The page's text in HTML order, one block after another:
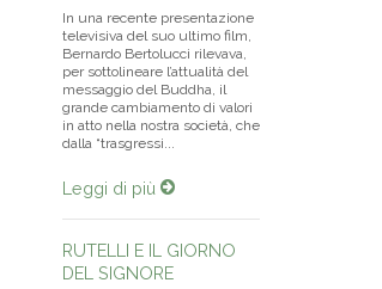
In una recente presentazione
televisiva del suo ultimo film,
Bernardo Bertolucci rilevava,
per sottolineare l’attualità del
messaggio del Buddha, il
grande cambiamento di valori
in atto nella nostra società, che
dalla “trasgressi...
Leggi di più
RUTELLI E IL GIORNO
DEL SIGNORE